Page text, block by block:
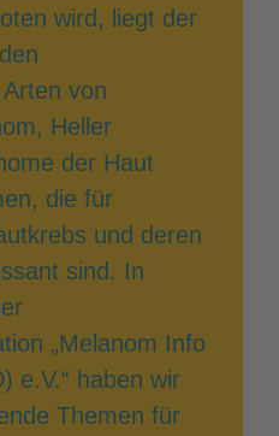
wird, liegt der
von
Heller
der Haut
die für
und deren
sind. In
„Melanom Info
e.V.“ haben wir
Themen für